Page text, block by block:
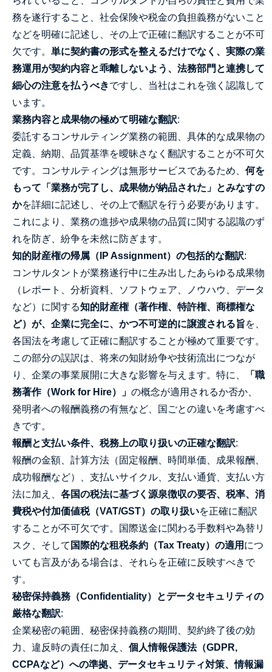
務を遂行すること、社会保険や税金の負担義務がないこと
などを明確に記述し、その上で正確に翻訳することが不可
欠です。 単に契約書の形式を整えるだけでなく、実際の業
務運用が契約内容と乖離しないよう、法務部門と連携して
細心の注意を払うべきですし、当社はこれを強く認識して
います。
業務内容と成果物の極めて明確な翻訳:
委託するコンサルティング業務の範囲、具体的な成果物の
定義、納期、品質基準を曖昧さなく翻訳することが不可欠
です。コンサルティングは無形サービスであるため、 何を
もって「業務が完了し、成果物が納品された」とみなすの
かを詳細に記述し、その上で翻訳を行う必要があります。
これにより、業務の進捗や成果物の品質に関する認識のず
れを防ぎ、紛争を未然に防ぎます。
知的財産権の帰属（IP Assignment）の包括的な翻訳:
コンサルタントが業務遂行中に生み出したあらゆる成果物
（レポート、分析資料、ソフトウェア、ノウハウ、データ
など）に関する知的財産権（著作権、特許権、商標権な
ど）が、企業に完全に、かつ不可逆的に譲渡される旨を、
各国法を考慮して正確に翻訳することが極めて重要です。
この部分の誤訳は、将来の知財紛争や技術流出につなが
り、企業の事業展開に大きな影響を与えます。特に、
「職
務著作（Work for Hire）」 の概念が適用されるか否か、
発明者への報酬義務の有無など、国ごとの違いを考慮すべ
きです。
報酬と支払い条件、税務上の取り扱いの正確な翻訳:
報酬の金額、計算方法（固定報酬、時間単価、成果報酬、
成功報酬など）、支払いサイクル、支払い通貨、支払い方
法に加え、 各国の税法に基づく源泉徴収の要否、税率、消
費税や付加価値税（VAT/GST）の取り扱いを正確に翻訳
することが不可欠です。国際送金に関わる手数料や為替リ
スク、そして 国際的な租税条約（Tax Treaty）の適用 につ
いても言及がある場合は、それらを正確に反映すべきで
す。
秘密保持義務（Confidentiality）とデータセキュリティの
厳格な翻訳:
企業秘密の範囲、秘密保持義務の期間、契約終了後の効
力、違反時の責任に加え、 個人情報保護法（GDPR,
CCPAなど）への準拠、データセキュリティ対策、情報漏